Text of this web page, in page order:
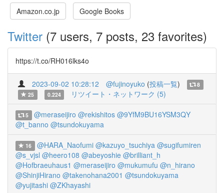
Amazon.co.jp Google Books
Twitter (7 users, 7 posts, 23 favorites)
https://t.co/RH016lks4o
2023-09-02 10:28:12 @fujinoyuko (投稿一覧)
8
25
0.224 リツイート・ネットワーク (5)
5 @meraseijiro @rekishitos @9YfM9BU16YSM3QY
@t_banno @tsundokuyama
16 @HARA_Naofumi @kazuyo_tsuchiya @sugifumiren
@s_vjsl @heero108 @abeyoshie @brilliant_h
@Hofbraeuhaus1 @meraseijiro @mukumufu @n_hirano
@ShinjiHirano @takenohana2001 @tsundokuyama
@yujitashi @ZKhayashi